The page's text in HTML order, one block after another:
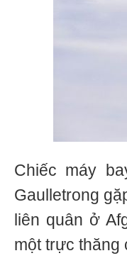
Chiếc máy
Gaulletrong
liên quân ở
một trực thăng